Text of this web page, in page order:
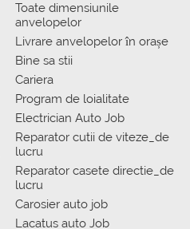
Toate dimensiunile
anvelopelor
Livrare anvelopelor în orașe
Bine sa stii
Cariera
Program de loialitate
Electrician Auto Job
Reparator cutii de viteze_de
lucru
Reparator casete directie_de
lucru
Carosier auto job
Lacatus auto Job